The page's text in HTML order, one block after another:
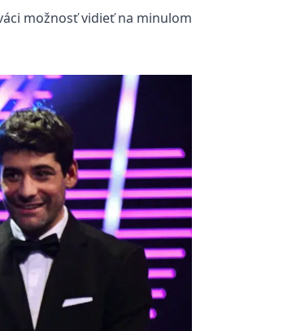
možnosť vidieť na minulom